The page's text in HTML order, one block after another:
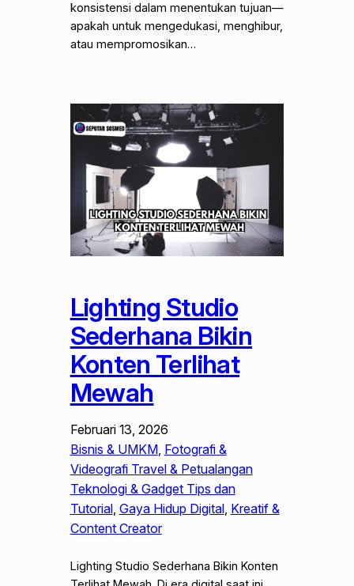
konsistensi dalam menentukan tujuan—
apakah untuk mengedukasi, menghibur,
atau mempromosikan…
Lighting Studio
Sederhana Bikin
Konten Terlihat
Mewah
Februari 13, 2026
Bisnis & UMKM, Fotografi &
Videografi Travel & Petualangan
Teknologi & Gadget Tips dan
Tutorial, Gaya Hidup Digital, Kreatif &
Content Creator
Lighting Studio Sederhana Bikin Konten